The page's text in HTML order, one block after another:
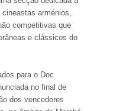
arménios,
competitivas que
e clássicos do
para o Doc
no final de
dos vencedores